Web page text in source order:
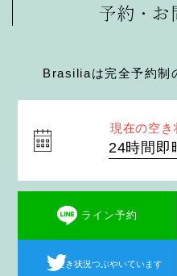
Brasiliaは完全予約制
現在の空き
24時間即
ライン予約
空き状況つぶやいています